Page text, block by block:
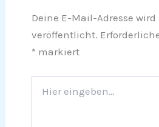
Deine E-Mail-Adresse
veröffentlicht.
* markiert
eingeben…